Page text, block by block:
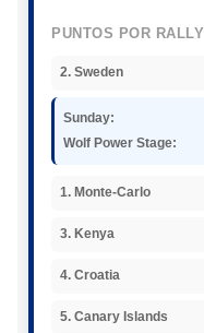
PUNTOS POR RALLY
2. Sweden
Sunday:
Wolf Power Stage:
1. Monte-Carlo
3. Kenya
4. Croatia
5. Canary Islands